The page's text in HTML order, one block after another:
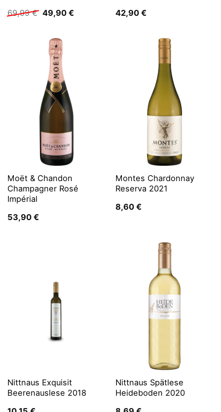
69,99€ Ursprünglicher
Preis
69,99 €
49,90 €Aktueller
42,90 €
Moët & Chandon
Champagner Rosé
Impérial
53,90 €
Montes Chardonnay
Reserva 2021
8,60 €
Nittnaus Exquisit
Beerenauslese 2018
Nittnaus Spätlese
Heideboden 2020